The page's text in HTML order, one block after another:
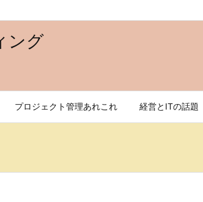
ング
プロジェクト管理あれこれ 経営とITの話題